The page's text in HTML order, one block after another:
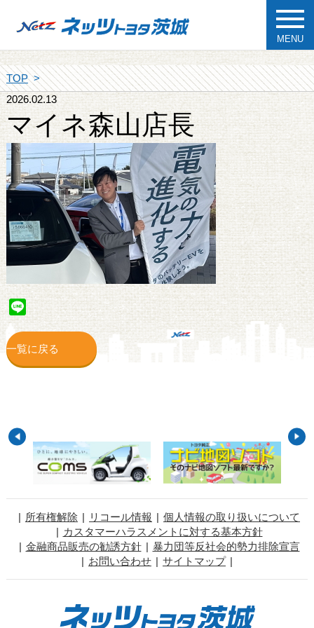
MENU
TOP
2026.02.13
マイネ森山店長
Line
一覧に戻る
所有権解除 リコール情報
個人情報の取り扱いについて
カスタマーハラスメントに対する基本方針
金融商品販売の勧誘方針
暴力団等反社会的勢力排除宣言
お問い合わせ
サイトマップ